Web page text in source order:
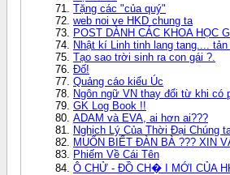
Tặng các "của quý"
web noi ve HKD chung ta
POST DÀNH CÁC KHOA HỌC
Nhật kí Linh tinh lang tang....
Tạo sao trời sinh ra con gái ?.
Đố!
Quảng cáo kiểu Úc
Ngôn ngữ VN thay đổi từ khi có
GK Log Book !!
ADAM và EVA, ai hơn ai???
Nghịch Lý Của Thời Đại Chúng
MUỐN BIẾT ĐÀN BÀ ??? XIN
Phiếm Về Cái Tên
Ô CHỬ - ĐỒ CH� I MỚI CỦA